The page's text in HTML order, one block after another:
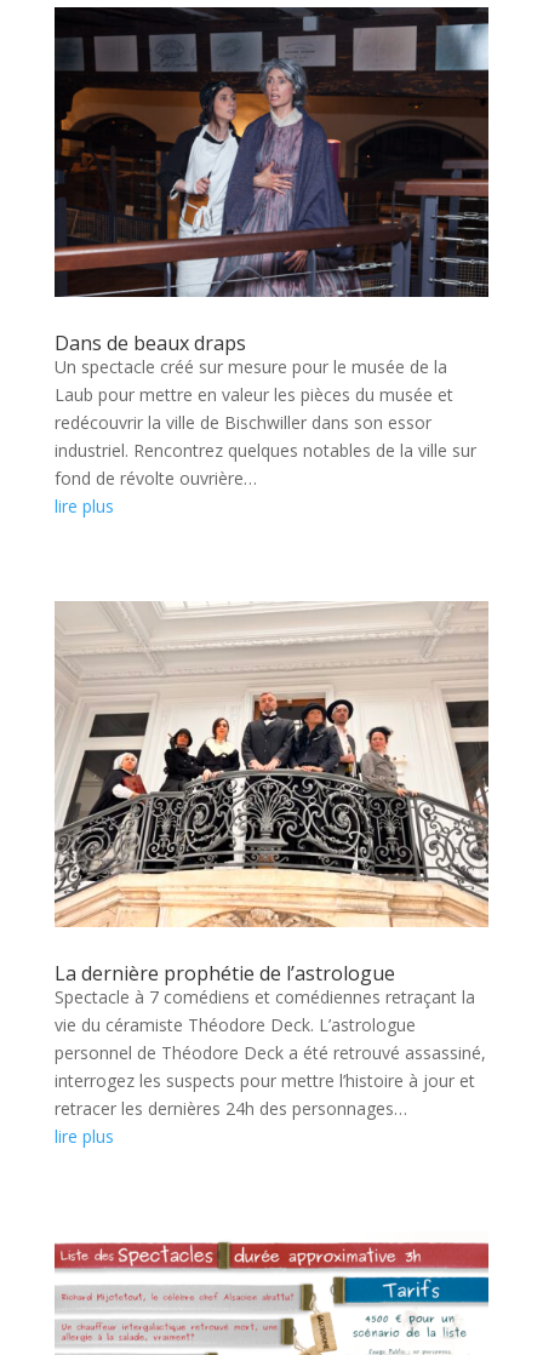
Dans de beaux draps
Un spectacle créé sur mesure pour le musée de la
Laub pour mettre en valeur les pièces du musée et
redécouvrir la ville de Bischwiller dans son essor
industriel. Rencontrez quelques notables de la ville sur
fond de révolte ouvrière…
lire plus
La dernière prophétie de l’astrologue
Spectacle à 7 comédiens et comédiennes retraçant la
vie du céramiste Théodore Deck. L’astrologue
personnel de Théodore Deck a été retrouvé assassiné,
interrogez les suspects pour mettre l’histoire à jour et
retracer les dernières 24h des personnages…
lire plus